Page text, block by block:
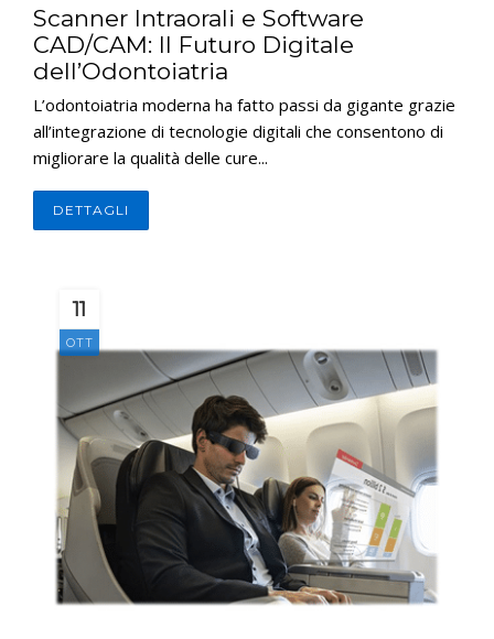
Scanner Intraorali e Software
CAD/CAM: Il Futuro Digitale
dell’Odontoiatria
L’odontoiatria moderna ha fatto passi da gigante grazie
all’integrazione di tecnologie digitali che consentono di
migliorare la qualità delle cure...
DETTAGLI
11
OTT